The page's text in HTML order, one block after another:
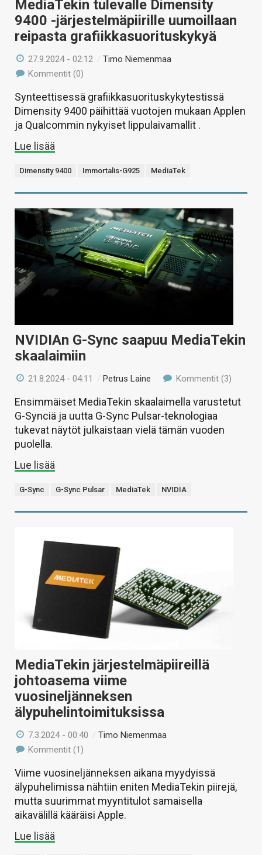
MediaTekin tulevalle Dimensity
9400 -järjestelmäpiirille uumoillaan
reipasta grafiikkasuorituskykyä
27.9.2024 - 02:12 /Timo Niemenmaa
Kommentit (0)
Synteettisessä grafiikkasuorituskykytestissä
Dimensity 9400 päihittää vuotojen mukaan Applen
ja Qualcommin nykyiset lippulaivamallit .
Lue lisää
Dimensity 9400 Immortalis-G925 MediaTek
NVIDIAn G-Sync saapuu MediaTekin
skaalaimiin
21.8.2024 - 04:11 /Petrus Laine Kommentit (3)
Ensimmäiset MediaTekin skaalaimella varustetut
G-Synciä ja uutta G-Sync Pulsar-teknologiaa
tukevat näytöt julkaistaan vielä tämän vuoden
puolella.
Lue lisää
G-Sync G-Sync Pulsar MediaTek NVIDIA
MediaTekin järjestelmäpiireillä
johtoasema viime
vuosineljänneksen
älypuhelintoimituksissa
7.3.2024 - 00:40 /Timo Niemenmaa
Kommentit (1)
Viime vuosineljänneksen aikana myydyissä
älypuhelimissa nähtiin eniten MediaTekin piirejä,
mutta suurimmat myyntitulot samaisella
aikavälillä kääräisi Apple.
Lue lisää